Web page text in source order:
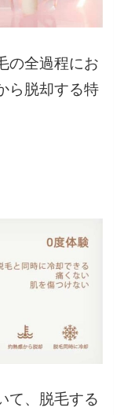
の全過程にお
ら脱却する特
て、脱毛する